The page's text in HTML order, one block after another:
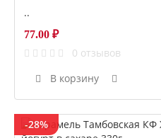
..
77.00 ₽
0 отзывов
В корзину
-28%